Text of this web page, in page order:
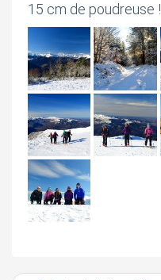
15 cm de poudreuse !